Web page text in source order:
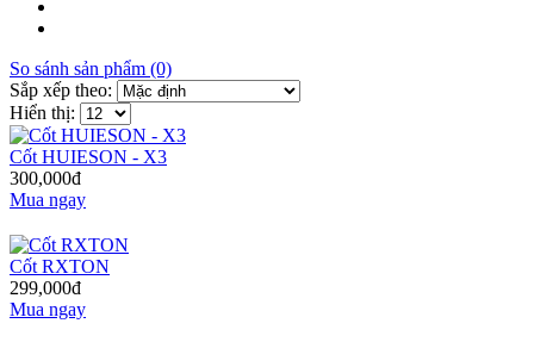
So sánh sản phẩm (0)
Sắp xếp theo:
Hiển thị:
Cốt HUIESON - X3
300,000đ
Mua ngay
Cốt RXTON
299,000đ
Mua ngay